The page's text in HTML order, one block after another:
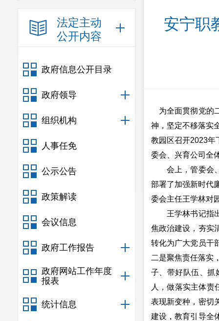
法定主动
公开内容
政府信息公开目录
政府领导
组织机构
人事任免
公示公告
政策解读
会议信息
政府工作报告
政府网站工作年度
报表
统计信息
安宁职
为全面贯彻党的
神，坚定不移落实
教园区召开2023年
委会、兴育公司全
会上，管委会、
部署了加强新时代
委会主任王学林对
王学林书记指出
焦政治建设，夯实
转化为广大党员干
二是聚焦责任落实
子、带好队伍、抓
人，做落实主体责
表现新变种，密切
建设，教育引导全